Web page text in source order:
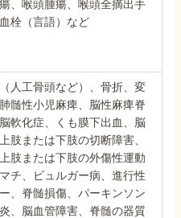
、喉頭腫瘍、喉頭全摘出手
栓（言語）など
人工骨頭など）、骨折、変
髄性小児麻痺、脳性麻痺脊
軟化症、くも膜下出血、脳
肢または下肢の切断障害、
肢または下肢の外傷性運動
チ、ビュルガー病、進行性
、脊髄損傷、パーキンソン
、脳血管障害、脊髄の器質